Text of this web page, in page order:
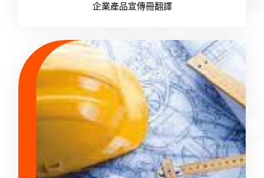
企業產品宣傳冊翻譯